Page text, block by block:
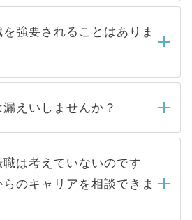
5営業日以内にはご連絡をせて
ので、しばらくお待ちくださ
で取り扱っている求人の
Webサイトからご覧いただ
開求人」です。非公開求人は
よって、一般には公開してい
けるため 人気のある医療機
しまうと、応募が殺到する場
が求める条件に合った人材の
会社に依頼するケースが増え
強要されることはありま
強要することは一切ありませ
に応募先から内定をいただい
必要はありません。内定先へ
はキャリアパートナーが行い
えいしませんか？
えいすることはありませんの
ださい。当サイトからの登録
たご登録者様の個人情報は、
リアアップおよび転職活動の
使用いたします。お預かりし
は考えていないのです
のキャリアを相談できま